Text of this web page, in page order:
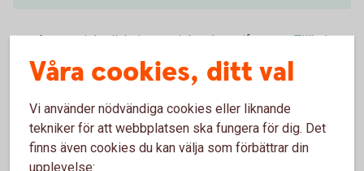
1
Automatisk sänkning av risk och avgift
närmare och under pensionen
Tillbaka
PA 16 – tjänstepension för statligtanställda
Våra cookies, ditt val
Vi använder nödvändiga cookies eller liknande
tekniker för att webbplatsen ska fungera för dig. Det
finns även cookies du kan välja som förbättrar din
upplevelse: